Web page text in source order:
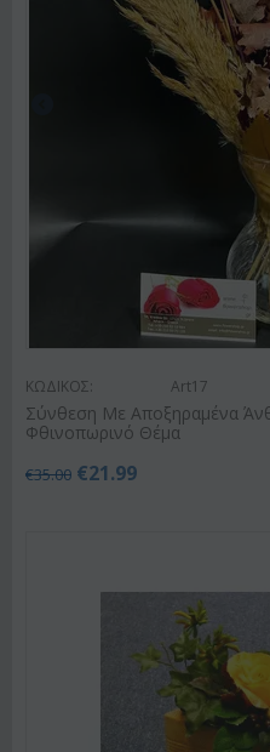
ΚΩΔΙΚΟΣ: Art17
Σύνθεση Με Αποξηραμένα
Φθινοπωρινό Θέμα
€35.00 €21.99